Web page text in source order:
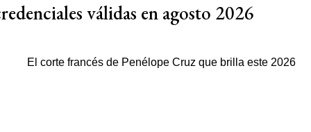
válidas en agosto 2026